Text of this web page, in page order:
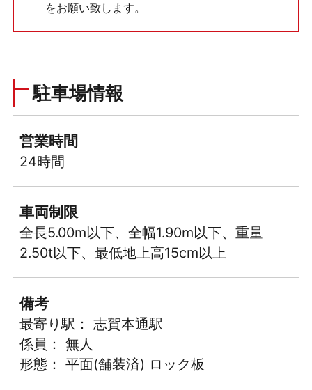
をお願い致します。
駐車場情報
営業時間
24時間
車両制限
全長5.00m以下、全幅1.90m以下、重量
2.50t以下、最低地上高15cm以上
備考
最寄り駅： 志賀本通駅
係員： 無人
形態： 平面(舗装済) ロック板